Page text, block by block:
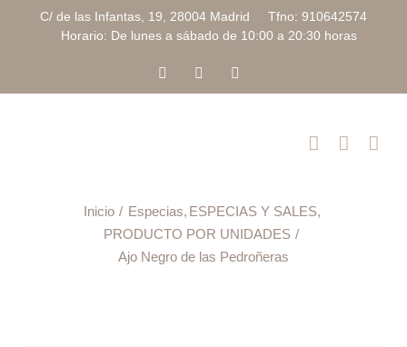
C/ de las Infantas, 19, 28004 Madrid Tfno: 910642574
Horario: De lunes a sábado de 10:00 a 20:30 horas
FacebookInstagram
Inicio Especias ESPECIAS Y SALES
PRODUCTO POR UNIDADES
Ajo Negro de las Pedroñeras